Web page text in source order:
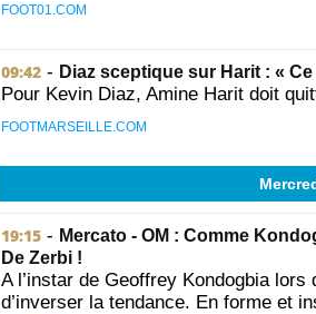
FOOT01.COM
09:42 - Diaz sceptique sur Harit : «
Pour Kevin Diaz, Amine Harit doit
FOOTMARSEILLE.COM
19:15 - Mercato - OM : Comme
De Zerbi !
A l’instar de Geoffrey Kondogbia
d’inverser la tendance. En forme et